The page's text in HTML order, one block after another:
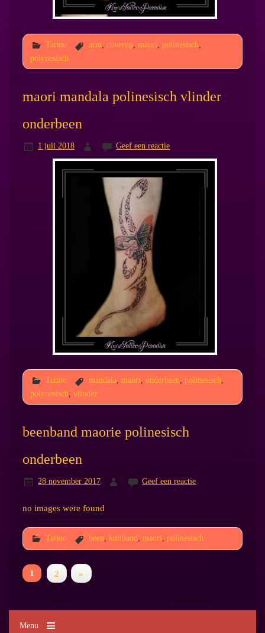
Tattoo arm coverup, maori polinesisch
polynesisch
maori mandala polinesisch vlinder
onderbeen
1 juli 2018 Geef een reactie
Tattoo mandala, maori, onderbeen, polinesisch,
polynesisch vlinder
beenband maorie polinesisch
onderbeen
28 november 2017 Geef een reactie
no images were found
Tattoo been, kuitband, maori, polinesisch
1 2 »
Menu